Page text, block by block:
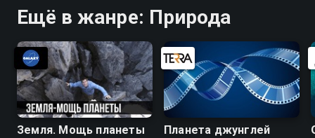
Ещё в жанре: Природа
Земля. Мощь планеты Планета джунглей